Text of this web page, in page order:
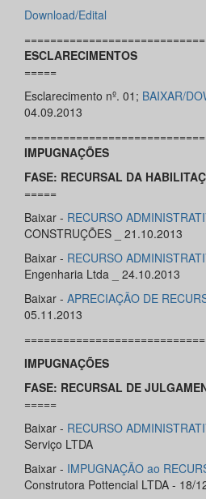
Download/Edital
ESCLARECIMENTOS
=====
Esclarecimento nº. 01; BAIXAR/
04.09.2013
IMPUGNAÇÕES
FASE: RECURSAL DA
=====
Baixar - RECURSO
CONSTRUÇÕES _ 21.10.2013
Baixar - RECURSO
Engenharia Ltda _ 24.10.2013
Baixar - APRECIAÇÃO DE
05.11.2013
IMPUGNAÇÕES
FASE: RECURSAL DE
=====
Baixar - RECURSO
Serviço LTDA
Baixar - IMPUGNAÇÃO ao
Construtora Pottencial LTDA - 18/